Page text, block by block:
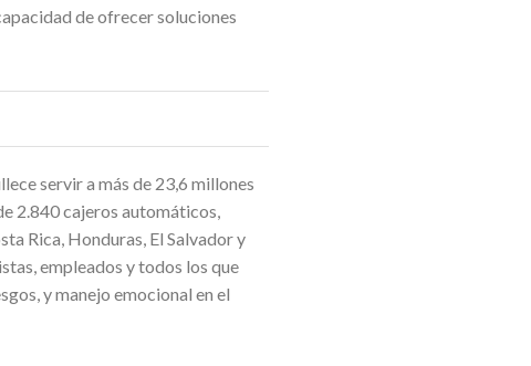
de ofrecer soluciones
servir a más de 23,6 millones
2.840 cajeros automáticos,
Rica, Honduras, El Salvador y
empleados y todos los que
y manejo emocional en el